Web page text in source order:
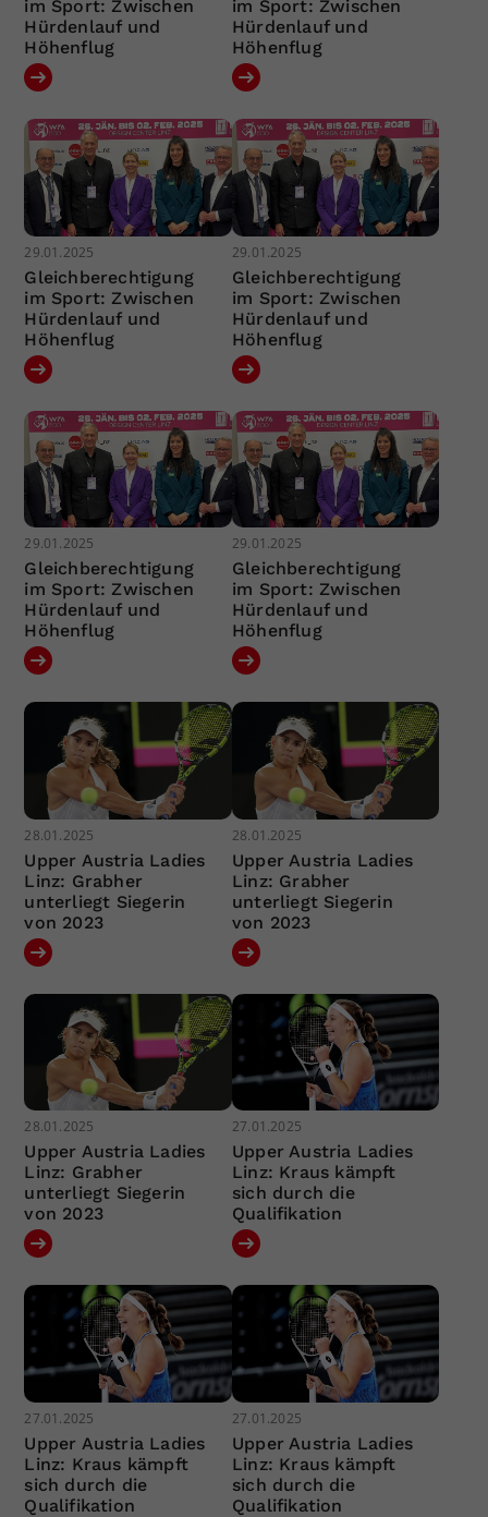
im Sport: Zwischen
Hürdenlauf und
Höhenflug
im Sport: Zwischen
Hürdenlauf und
Höhenflug
29.01.2025
Gleichberechtigung
im Sport: Zwischen
Hürdenlauf und
Höhenflug
29.01.2025
Gleichberechtigung
im Sport: Zwischen
Hürdenlauf und
Höhenflug
29.01.2025
Gleichberechtigung
im Sport: Zwischen
Hürdenlauf und
Höhenflug
29.01.2025
Gleichberechtigung
im Sport: Zwischen
Hürdenlauf und
Höhenflug
28.01.2025
Upper Austria Ladies
Linz: Grabher
unterliegt Siegerin
von 2023
28.01.2025
Upper Austria Ladies
Linz: Grabher
unterliegt Siegerin
von 2023
28.01.2025
Upper Austria Ladies
Linz: Grabher
unterliegt Siegerin
von 2023
27.01.2025
Upper Austria Ladies
Linz: Kraus kämpft
sich durch die
Qualifikation
27.01.2025
Upper Austria Ladies
Linz: Kraus kämpft
sich durch die
Qualifikation
27.01.2025
Upper Austria Ladies
Linz: Kraus kämpft
sich durch die
Qualifikation